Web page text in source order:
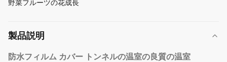
野菜フルーツの花成長
製品説明
防水フィルム カバー トンネルの温室の良質の温室